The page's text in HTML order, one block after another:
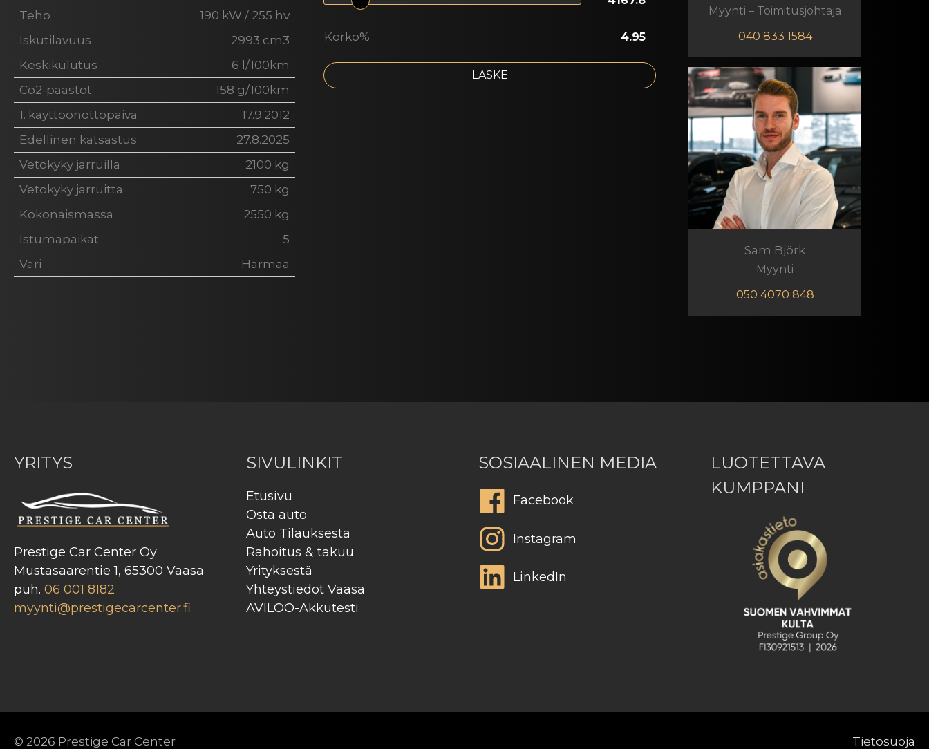
Teho
190 kW / 255 hv
Iskutilavuus
2993 cm3
Keskikulutus
6 l/100km
Co2-päästöt
158 g/100km
1. käyttöönottopäivä
17.9.2012
Edellinen katsastus
27.8.2025
Vetokyky jarruilla
2100 kg
Vetokyky jarruitta
750 kg
Kokonaismassa
2550 kg
Istumapaikat
5
Väri
Harmaa
Korko%
LASKE
Myynti – Toimitusjohtaja
040 833 1584
Sam Björk
Myynti
050 4070 848
YRITYS
Prestige Car Center Oy
Mustasaarentie 1, 65300 Vaasa
puh. 06 001 8182
myynti@prestigecarcenter.fi
SIVULINKIT
Etusivu
Osta auto
Auto Tilauksesta
Rahoitus & takuu
Yrityksestä
Yhteystiedot Vaasa
AVILOO-Akkutesti
SOSIAALINEN MEDIA
Facebook
Instagram
LinkedIn
LUOTETTAVA
KUMPPANI
© 2026 Prestige Car Center Tietosuoja